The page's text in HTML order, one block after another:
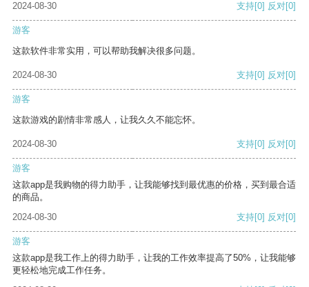
2024-08-30
支持[0] 反对[0]
游客
这款软件非常实用，可以帮助我解决很多问题。
2024-08-30 支持[0] 反对[0]
游客
这款游戏的剧情非常感人，让我久久不能忘怀。
2024-08-30 支持[0] 反对[0]
游客
这款app是我购物的得力助手，让我能够找到最优惠的价格，买到最合适
的商品。
2024-08-30
支持[0] 反对[0]
游客
这款app是我工作上的得力助手，让我的工作效率提高了50%，让我能够
更轻松地完成工作任务。